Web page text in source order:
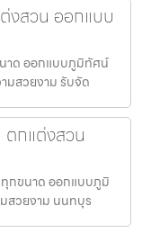
งสวน ออกแบบ
าด ออกแบบภูมิทัศน์
มสวยงาม รับจัด
กแต่งสวน
กขนาด ออกแบบภูมิ
สวยงาม นนทบุร